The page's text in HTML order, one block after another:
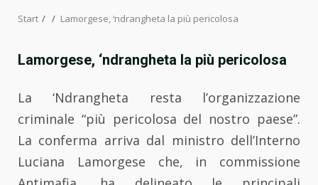
Start Lamorgese, ‘ndrangheta la più pericolosa
Lamorgese, ‘ndrangheta la più pericolosa
La ‘Ndrangheta resta l’organizzazione
criminale “più pericolosa del nostro paese”.
La conferma arriva dal ministro dell’Interno
Luciana Lamorgese che, in commissione